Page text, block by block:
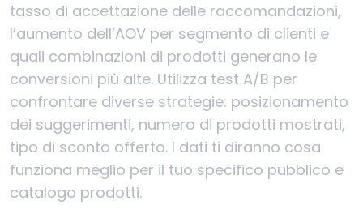
tasso di accettazione delle raccomandazioni,
l’aumento dell’AOV per segmento di clienti e
quali combinazioni di prodotti generano le
conversioni più alte. Utilizza test A/B per
confrontare diverse strategie: posizionamento
dei suggerimenti, numero di prodotti mostrati,
tipo di sconto offerto. I dati ti diranno cosa
funziona meglio per il tuo specifico pubblico e
catalogo prodotti.